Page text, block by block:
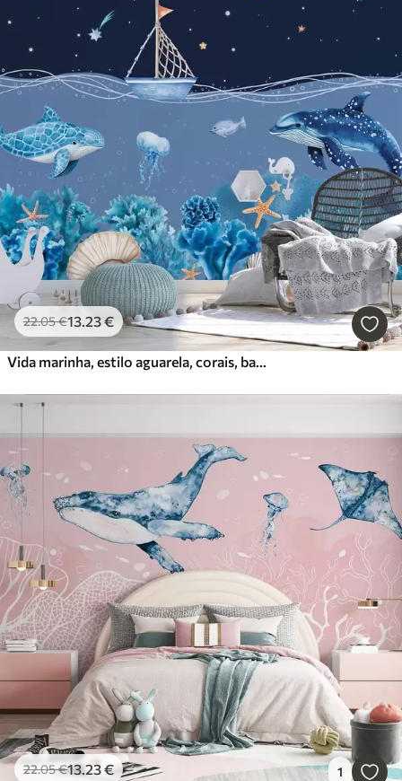
22.05€13.23€
Vida marinha, estilo aguarela, corais, barco, golfinho, medusa, céu noturno estrelado, cores azuis
22.05€13.23€ 1